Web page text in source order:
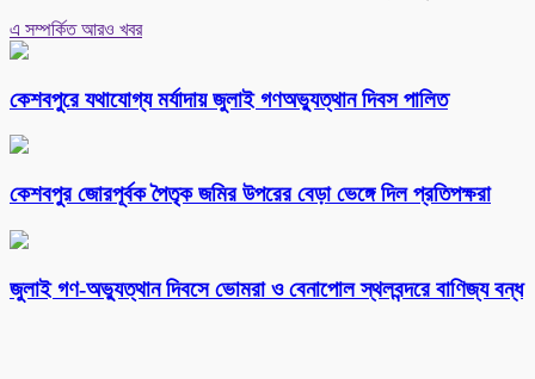
এ সম্পর্কিত আরও খবর
কেশবপুরে যথাযোগ্য মর্যাদায় জুলাই গণঅভ্যুত্থান দিবস পালিত
কেশবপুর জোরপূর্বক পৈতৃক জমির উপরের বেড়া ভেঙ্গে দিল প্রতিপক্ষরা
‎জুলাই গণ-অভ্যুত্থান দিবসে ভোমরা ও বেনাপোল স্থলবন্দরে বাণিজ্য বন্ধ